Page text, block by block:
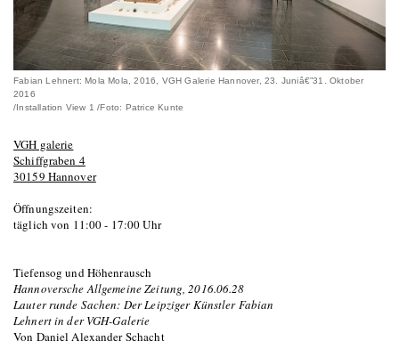
Fabian Lehnert: Mola Mola, 2016, VGH Galerie Hannover, 23. Juniâ€”31. Oktober
2016
/Installation View 1 /Foto: Patrice Kunte
VGH galerie
Schiffgraben 4
30159 Hannover
Öffnungszeiten:
täglich von 11:00 - 17:00 Uhr
Tiefensog und Höhenrausch
Hannoversche Allgemeine Zeitung, 2016.06.28
Lauter runde Sachen: Der Leipziger Künstler Fabian
Lehnert in der VGH-Galerie
Von Daniel Alexander Schacht